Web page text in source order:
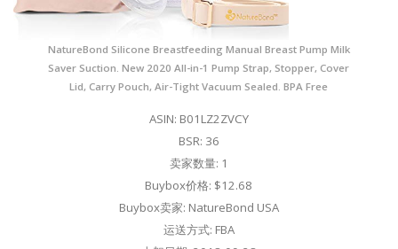
NatureBond Silicone Breastfeeding Manual Breast Pump Milk
Saver Suction. New 2020 All-in-1 Pump Strap, Stopper, Cover
Lid, Carry Pouch, Air-Tight Vacuum Sealed. BPA Free
ASIN: B01LZ2ZVCY
BSR: 36
卖家数量: 1
Buybox价格: $12.68
Buybox卖家: NatureBond USA
运送方式: FBA